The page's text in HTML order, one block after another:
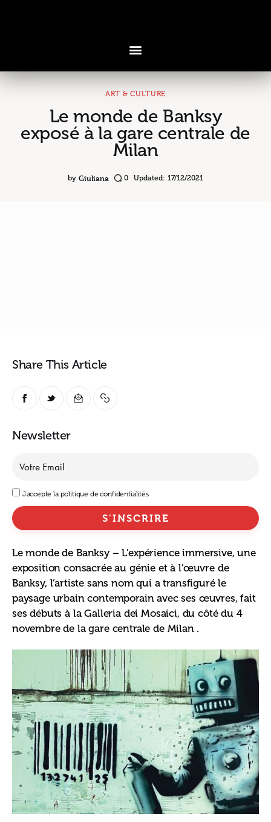
Voyages & Saveurs
Art & Design
Cuisine & Recettes
ART & CULTURE
Le monde de Banksy
exposé à la gare centrale de
Milan
by Giuliana 0 Updated: 17/12/2021
Share This Article
Newsletter
J'accepte la politique de confidentialités
Le monde de Banksy – L’expérience immersive, une
exposition consacrée au génie et à l’œuvre de
Banksy, l’artiste sans nom qui a transfiguré le
paysage urbain contemporain avec ses œuvres, fait
ses débuts à la Galleria dei Mosaici, du côté du 4
novembre de la gare centrale de Milan .